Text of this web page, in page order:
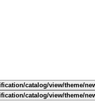
catalog/view/theme/
catalog/view/theme/